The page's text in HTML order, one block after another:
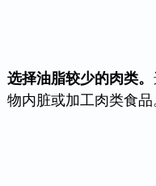
选择油脂较少的肉类。
物内脏或加工肉类食品